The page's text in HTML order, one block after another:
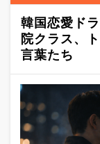
韓国恋愛ド
院クラス、
言葉たち